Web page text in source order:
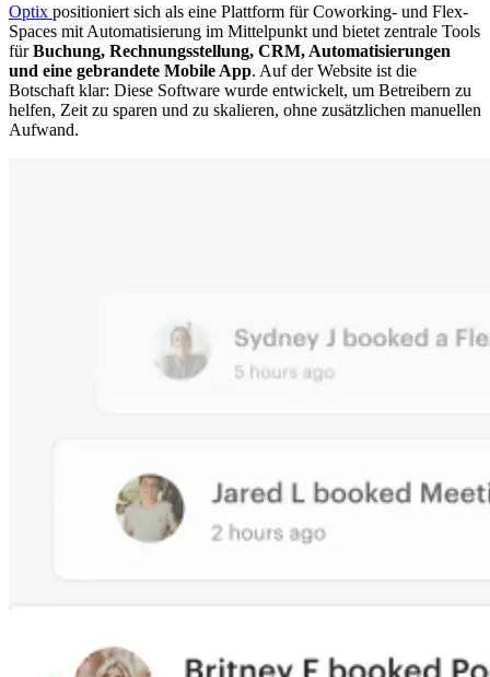
Optix positioniert sich als eine Plattform für Coworking- und Flex-
Spaces mit Automatisierung im Mittelpunkt und bietet zentrale Tools
fürBuchung, Rechnungsstellung, CRM, Automatisierungen
und eine gebrandete Mobile App. Auf der Website ist die
Botschaft klar: Diese Software wurde entwickelt, um Betreibern zu
helfen, Zeit zu sparen und zu skalieren, ohne zusätzlichen manuellen
Aufwand.